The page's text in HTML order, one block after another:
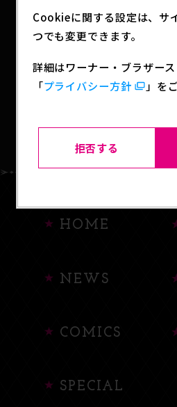
HOME
NEWS
COMICS
SPECIAL
Cookieに関する設定は、サ
つでも変更できます。
詳細はワーナー・ブラザース
「プライバシー方針 」を
拒否する